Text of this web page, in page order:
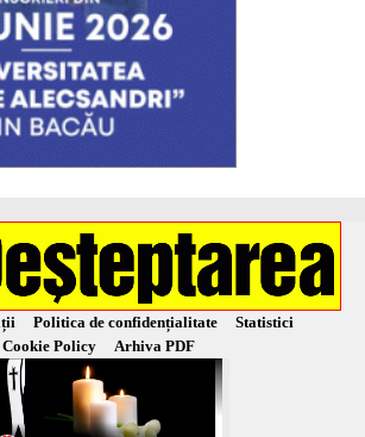
Politica de confidențialitate
Statistici
Cookie Policy
Arhiva PDF